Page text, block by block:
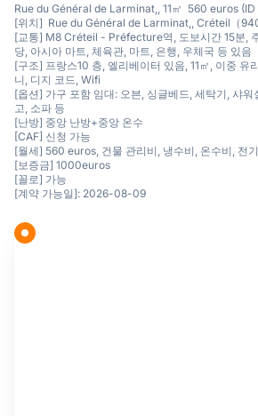
Rue du Général de Larminat,, 11㎡ 560 euros (ID
[위치] Rue du Général de Larminat,, Créteil（
[교통] M8 Créteil - Préfecture역, 도보시간 15분,
당, 아시아 마트, 체육관, 마트, 은행, 우체국 등 있음
[구조] 프랑스10 층, 엘리베이터 있음, 11㎡, 이중 유
니, 디지 코드, Wifi
[옵션] 가구 포함 임대: 오븐, 싱글베드, 세탁기, 샤
고, 소파 등
[난방] 중앙 난방+중앙 온수
[CAF] 신청 가능
[월세] 560 euros, 건물 관리비, 냉수비, 온수비, 전
[보증금] 1000euros
[꼴로] 가능
[계약 가능일]: 2026-08-09